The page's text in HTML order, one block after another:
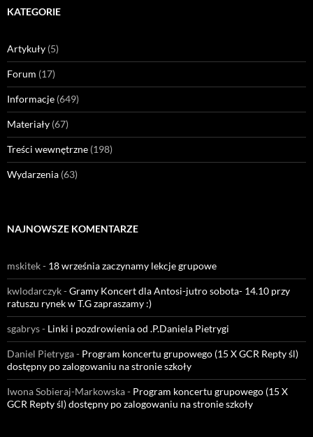
KATEGORIE
Artykuły (5)
Forum (17)
Informacje (649)
Materiały (67)
Treści wewnętrzne (198)
Wydarzenia (63)
NAJNOWSZE KOMENTARZE
mskitek- 18 września zaczynamy lekcje grupowe
kwlodarczyk-Gramy Koncert dla Antosi-jutro sobota- 14.10 przy
ratuszu rynek w T.G zapraszamy :)
sgabrys- Linki i pozdrowienia od .P.Daniela Pietrygi
Daniel Pietryga- Program koncertu grupowego (15 X GCR Repty śl)
dostępny po zalogowaniu na stronie szkoły
Iwona Sobieraj-Markowska- Program koncertu grupowego (15 X
GCR Repty śl) dostępny po zalogowaniu na stronie szkoły